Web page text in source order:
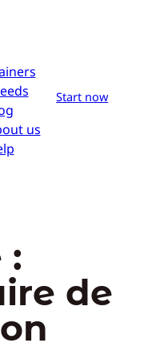
us
Start now
:
de